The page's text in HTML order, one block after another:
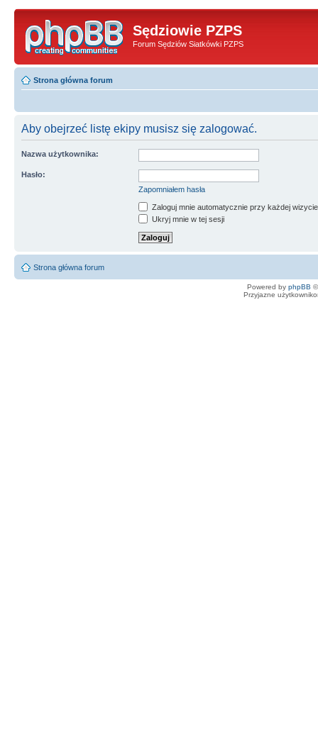
Sędziowie PZPS
Forum Sędziów Siatkówki PZPS
Strona główna forum
Aby obejrzeć listę ekipy musisz się zalogować.
Nazwa użytkownika:
Hasło:
Zapomniałem hasła
Zaloguj mnie automatycznie przy każdej wizycie
Ukryj mnie w tej sesji
Strona główna forum
Powered by phpBB
Przyjazne